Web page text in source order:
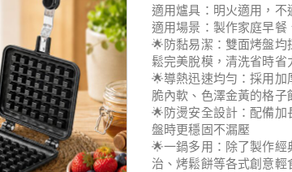
適用爐具：明火適用，不
適用場景：製作家庭早
🌟防黏易潔：雙面烤盤
鬆完美脫模，清洗省時省
🌟導熱迅速均勻：採用
脆內軟、色澤金黃的格子
🌟防燙安全設計：配備
盤時更穩固不漏壓
🌟一鍋多用：除了製作
治、烤鬆餅等各式創意輕